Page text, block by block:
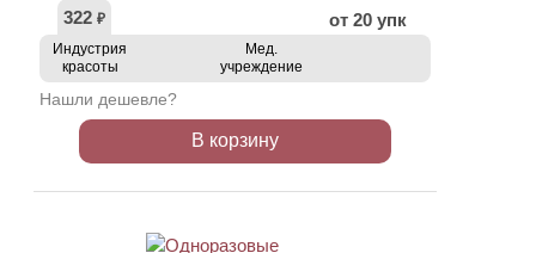
322 ₽ от 20 упк
Индустрия
красоты
Мед.
учреждение
Нашли дешевле?
В корзину